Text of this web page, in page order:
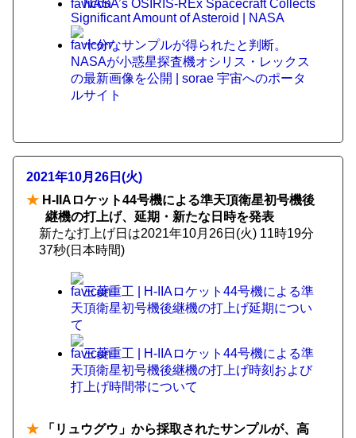
NASA’s OSIRIS-REx Spacecraft Collects
Significant Amount of Asteroid | NASA
十分なサンプルが得られたと判断。
NASAが小惑星探査機オシリス・レックス
の最新画像を公開 | sorae 宇宙へのポータ
ルサイト
2021年10月26日(火)
★ H-IIAロケット44号機による準天頂衛星初号機後
継機の打上げ、延期・新たな日時を発表
新たな打上げ日は2021年10月26日(火) 11時19分
37秒(日本時間)
三菱重工 | H-IIAロケット44号機による準
天頂衛星初号機後継機の打上げ延期につい
て
三菱重工 | H-IIAロケット44号機による準
天頂衛星初号機後継機の打上げ時刻および
打上げ時間帯について
★ 「リュウグウ」から採取されたサンプルが、高